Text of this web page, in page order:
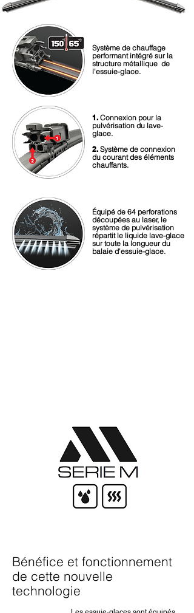
Système de chauffage
performant intégré sur la
structure métallique de
l'essuie-glace.
1. Connexion pour la
pulvérisation du lave-
glace.
2. Système de connexion
du courant des éléments
chauffants.
Équipé de 64 perforations
découpées au laser, le
système de pulvérisation
répartit le liquide lave-glace
sur toute la longueur du
balaie d'essuie-glace.
Bénéfice et fonctionnement
de cette nouvelle
technologie